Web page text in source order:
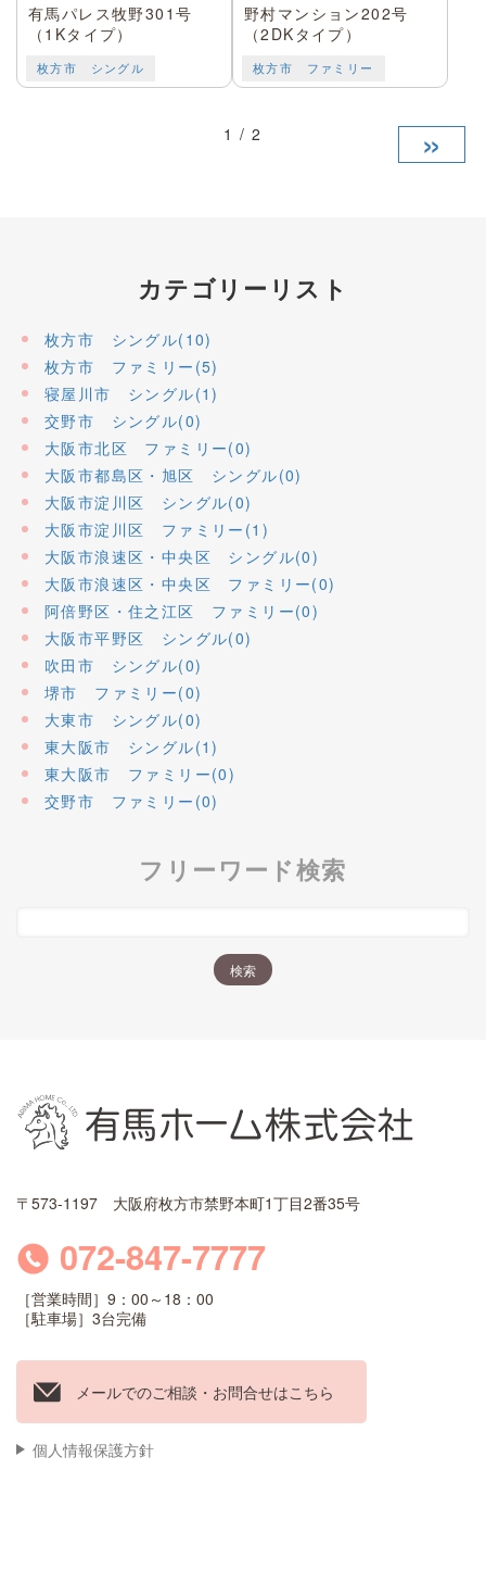
有馬パレス牧野301号
（1Kタイプ）
枚方市 シングル
野村マンション202号
（2DKタイプ）
枚方市 ファミリー
1 / 2 »
カテゴリーリスト
枚方市 シングル(10)
枚方市 ファミリー(5)
寝屋川市 シングル(1)
交野市 シングル(0)
大阪市北区 ファミリー(0)
大阪市都島区・旭区 シングル(0)
大阪市淀川区 シングル(0)
大阪市淀川区 ファミリー(1)
大阪市浪速区・中央区 シングル(0)
大阪市浪速区・中央区 ファミリー(0)
阿倍野区・住之江区 ファミリー(0)
大阪市平野区 シングル(0)
吹田市 シングル(0)
堺市 ファミリー(0)
大東市 シングル(0)
東大阪市 シングル(1)
東大阪市 ファミリー(0)
交野市 ファミリー(0)
フリーワード検索
〒573-1197 大阪府枚方市禁野本町1丁目2番35号
072-847-7777
［営業時間］9：00～18：00
［駐車場］3台完備
メールでのご相談・お問合せはこちら
個人情報保護方針